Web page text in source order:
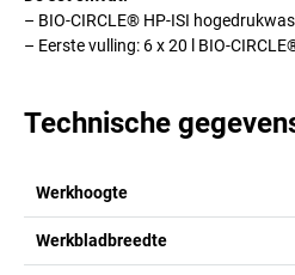
– BIO-CIRCLE® HP-ISI
– Eerste vulling: 6 x 20 l BIO-
Technische
Werkhoogte
Werkbladbreedte